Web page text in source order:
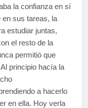
la confianza en sí
en sus tareas, la
estudiar juntas,
el resto de la
permitió que
principio hacía la
a hacerlo
en ella. Hoy verla